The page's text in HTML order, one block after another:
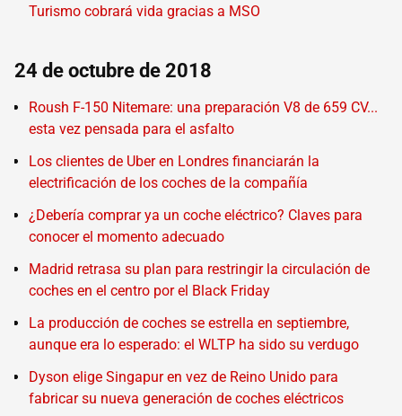
Turismo cobrará vida gracias a MSO
24 de octubre de 2018
Roush F-150 Nitemare: una preparación V8 de 659 CV...
esta vez pensada para el asfalto
Los clientes de Uber en Londres financiarán la
electrificación de los coches de la compañía
¿Debería comprar ya un coche eléctrico? Claves para
conocer el momento adecuado
Madrid retrasa su plan para restringir la circulación de
coches en el centro por el Black Friday
La producción de coches se estrella en septiembre,
aunque era lo esperado: el WLTP ha sido su verdugo
Dyson elige Singapur en vez de Reino Unido para
fabricar su nueva generación de coches eléctricos